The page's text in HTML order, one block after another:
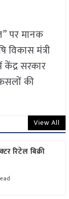
पर मानक
मंत्री
सरकार
की
View All
रिटेल बिक्री